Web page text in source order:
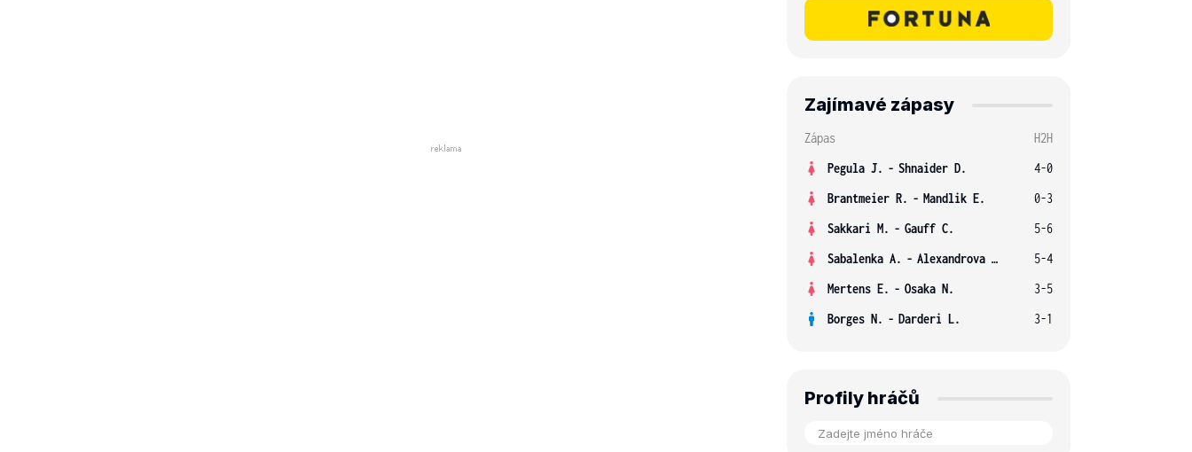
Zajímavé zápasy
Zápas
H2H
Pegula J. - Shnaider D.
4-0
Brantmeier R. - Mandlik E.
0-3
Sakkari M. - Gauff C.
5-6
Sabalenka A. - Alexandrova E.
5-4
Mertens E. - Osaka N.
3-5
Borges N. - Darderi L. 3-1
Profily hráčů